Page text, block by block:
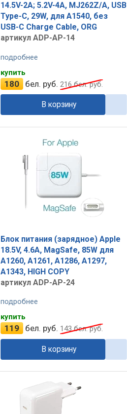
14.5V-2A; 5.2V-4A, MJ262Z/A, USB
Type-C, 29W, для A1540, без
USB-C Charge Cable, ORG
артикул ADP-AP-14
подробнее
купить
180 бел. руб. 216бел. руб.
В корзину
Блок питания (зарядное) Apple
18.5V, 4.6A, MagSafe, 85W для
A1260, A1261, A1286, A1297,
A1343, HIGH COPY
артикул ADP-AP-24
подробнее
купить
119 бел. руб. 143бел. руб.
В корзину